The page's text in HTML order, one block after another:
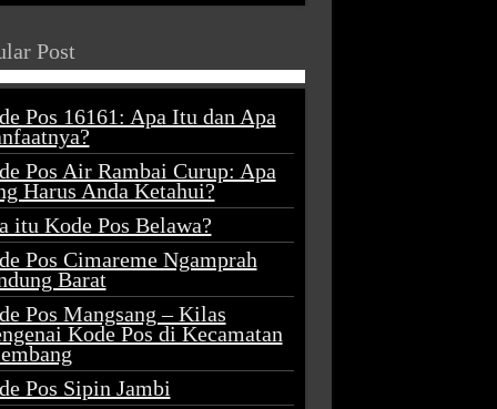
Post
Pos 16161: Apa Itu dan Apa
Pos Air Rambai Curup: Apa
Harus Anda Ketahui?
itu Kode Pos Belawa?
Pos Cimareme Ngamprah
Barat
Pos Mangsang – Kilas
Kode Pos di Kecamatan
Pos Sipin Jambi